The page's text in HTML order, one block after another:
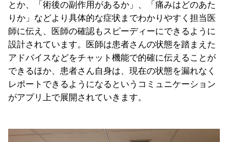
とか、「術後の副作用があるか」、「痛みはどのあた
りか」などより具体的な症状までわかりやすく担当医
師に伝え、医師の確認もスピーディーにできるように
設計されています。医師は患者さんの状態を踏まえた
アドバイスなどをチャット機能で的確に伝えることが
できるほか、患者さん自身は、現在の状態を漏れなく
レポートできるようになるというコミュニケーション
がアプリ上で展開されていきます。